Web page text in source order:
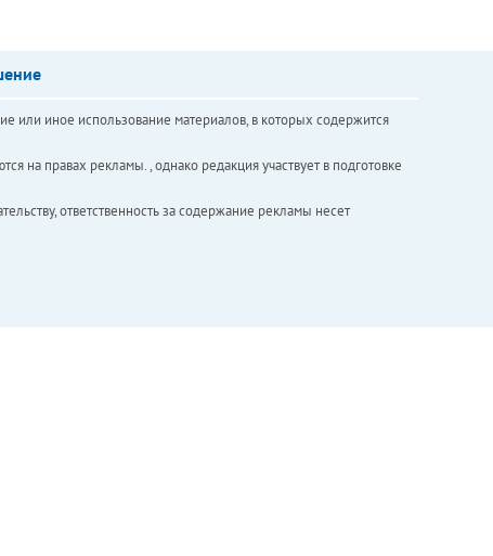
или иное использование материалов, в которых содержится
на правах рекламы. , однако редакция участвует в подготовке
ответственность за содержание рекламы несет